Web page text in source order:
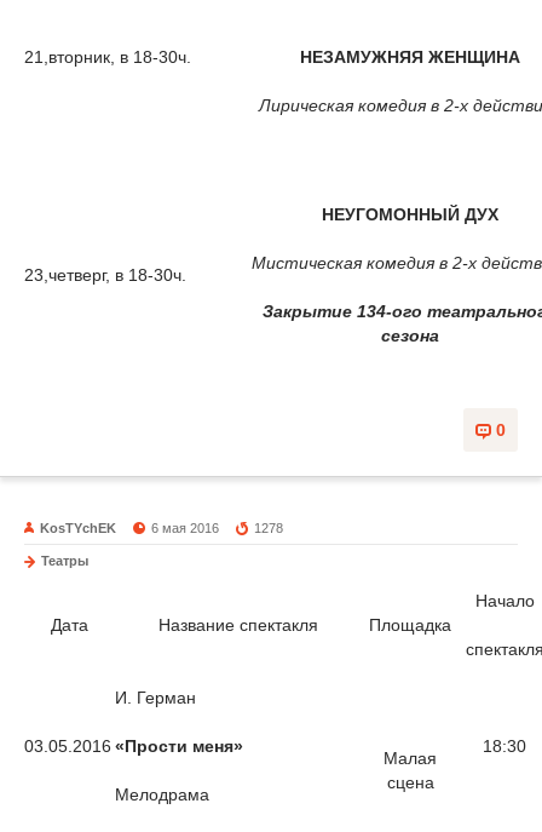
21,вторник, в 18-30ч. НЕЗАМУЖНЯЯ ЖЕНЩИНА
Лирическая комедия в 2-х
23,четверг, в 18-30ч.
НЕУГОМОННЫЙ ДУХ
Мистическая комедия в 2-х
Закрытие 134-ого
сезона
0
KosTYchEK 6 мая 2016 1278
Театры
Дата Название спектакля Площадка
Начало
03.05.2016
И. Герман
«Прости меня»
Мелодрама
Малая
сцена
18:30